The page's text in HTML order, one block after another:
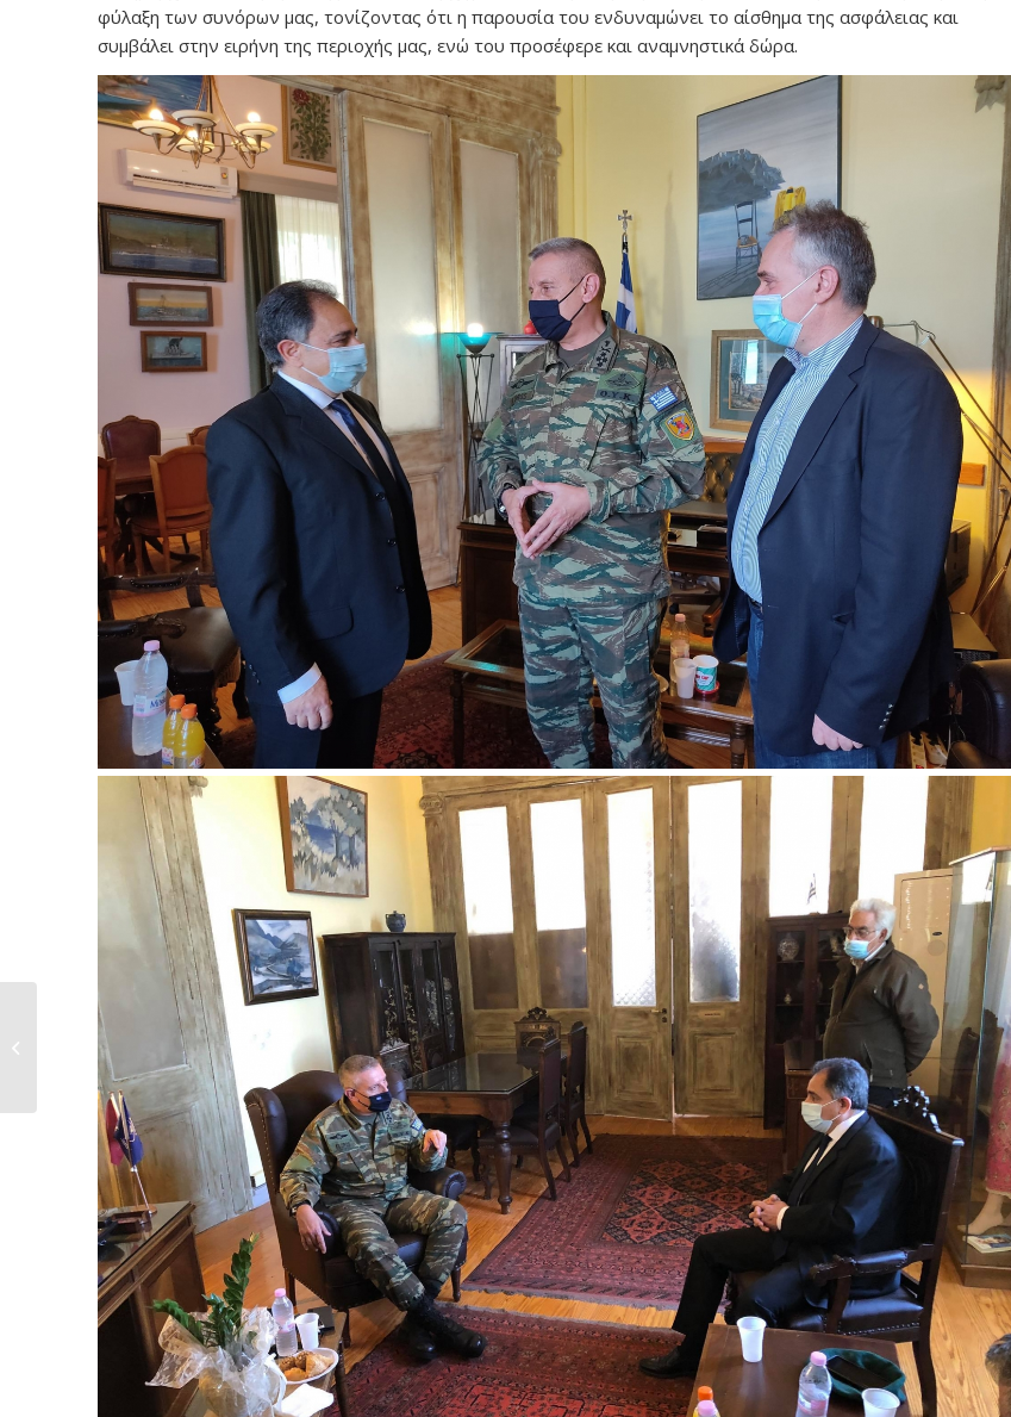
φύλαξη των συνόρων μας, τονίζοντας ότι η παρουσία του ενδυναμώνει το αίσθημα της ασφάλειας και
συμβάλει στην ειρήνη της περιοχής μας, ενώ του προσέφερε και αναμνηστικά δώρα.
Ο Δήμαρχος
Μυτιλήνης στηρίζει
έμπρακτα την...